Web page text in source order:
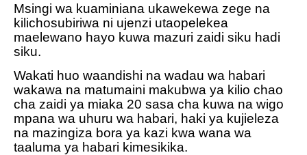
Msingi wa kuaminiana ukawekewa zege na
kilichosubiriwa ni ujenzi utaopelekea
maelewano hayo kuwa mazuri zaidi siku hadi
siku.
Wakati huo waandishi na wadau wa habari
wakawa na matumaini makubwa ya kilio chao
cha zaidi ya miaka 20 sasa cha kuwa na wigo
mpana wa uhuru wa habari, haki ya kujieleza
na mazingiza bora ya kazi kwa wana wa
taaluma ya habari kimesikika.